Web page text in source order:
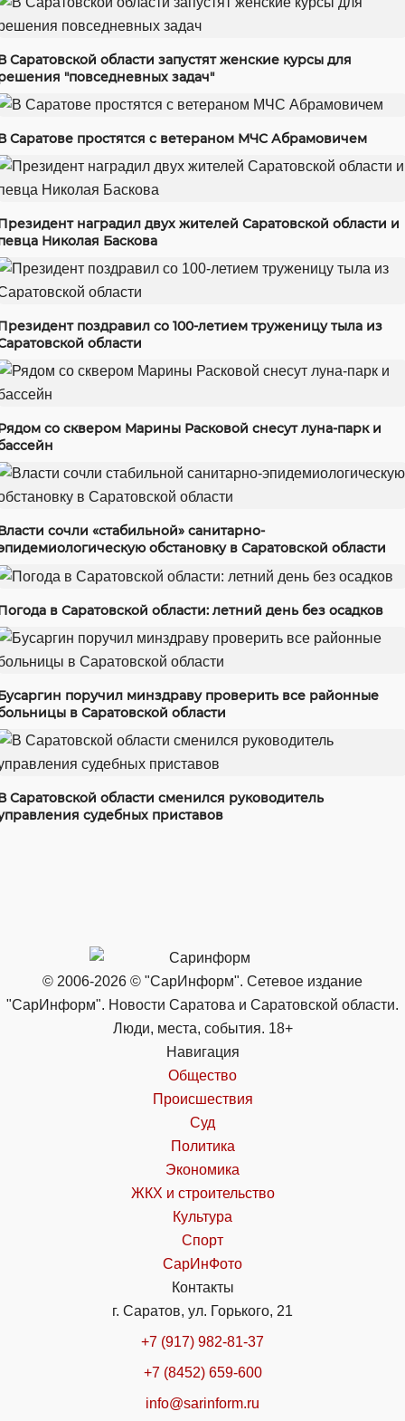
Саратовской области запустят женские курсы для
"повседневных задач"
Саратове простятся с ветераном МЧС Абрамовичем
наградил двух жителей Саратовской области и
Николая Баскова
поздравил со 100-летием труженицу тыла из
области
со сквером Марины Расковой снесут луна-парк и
сочли «стабильной» санитарно-
обстановку в Саратовской области
в Саратовской области: летний день без осадков
поручил минздраву проверить все районные
в Саратовской области
Саратовской области сменился руководитель
судебных приставов
© 2006-2026 © "СарИнформ". Сетевое издание
"СарИнформ". Новости Саратова и Саратовской области.
Люди, места, события. 18+
Навигация
Общество
Происшествия
Суд
Политика
Экономика
ЖКХ и строительство
Культура
Спорт
СарИнФото
Контакты
г. Саратов, ул. Горького, 21
+7 (917) 982-81-37
+7 (8452) 659-600
info@sarinform.ru